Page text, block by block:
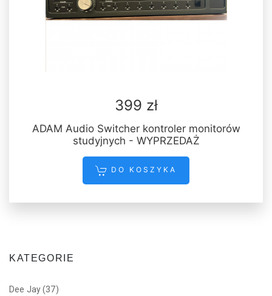
399 zł
ADAM Audio Switcher kontroler monitorów
studyjnych - WYPRZEDAŻ
DO KOSZYKA
KATEGORIE
Dee Jay(37)